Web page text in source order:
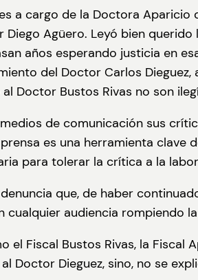
a cargo de la Doctora
Agüero. Leyó bien
años esperando justicia en
del Doctor Carlos
Doctor Bustos Rivas no son
de comunicación sus
es una herramienta
para tolerar la crítica a la
que, de haber
audiencia rompiendo
Fiscal Bustos Rivas, la
Doctor Dieguez, sino, no se